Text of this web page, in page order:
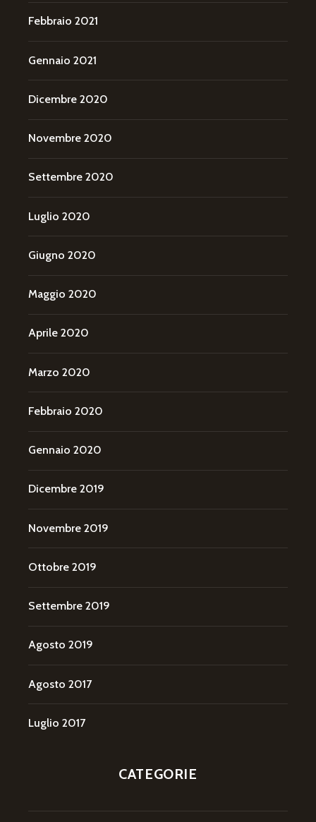
Febbraio 2021
Gennaio 2021
Dicembre 2020
Novembre 2020
Settembre 2020
Luglio 2020
Giugno 2020
Maggio 2020
Aprile 2020
Marzo 2020
Febbraio 2020
Gennaio 2020
Dicembre 2019
Novembre 2019
Ottobre 2019
Settembre 2019
Agosto 2019
Agosto 2017
Luglio 2017
CATEGORIE